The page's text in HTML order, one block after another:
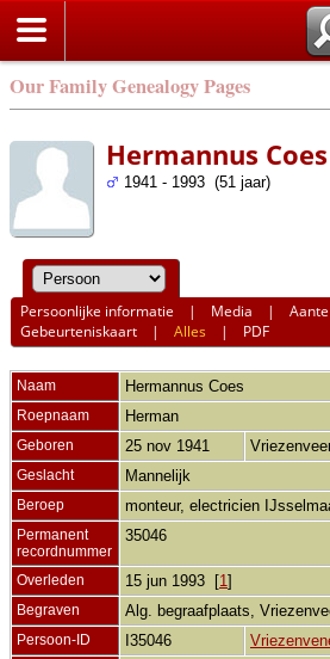
Our Family Genealogy Pages
Hermannus Coes
1941 - 1993 (51 jaar)
Persoonlijke informatie | Media |
Gebeurteniskaart |Alles | PDF
Naam Hermannus Coes
Roepnaam Herman
Geboren 25 nov 1941
Geslacht Mannelijk
Beroep monteur, electricien
Permanent
recordnummer
35046
Overleden 15 jun 1993 [1 ]
Begraven Alg. begraafplaats,
Persoon-ID I35046